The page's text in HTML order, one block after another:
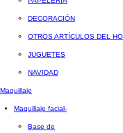
DECORACIÓN
OTROS ARTÍCULOS DEL
JUGUETES
NAVIDAD
Maquillaje
Maquillaje facial-
Base de